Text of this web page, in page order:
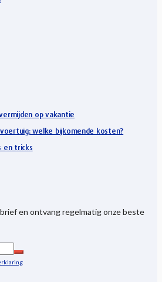
op vakantie
welke bijkomende kosten?
en tricks
en ontvang regelmatig onze beste